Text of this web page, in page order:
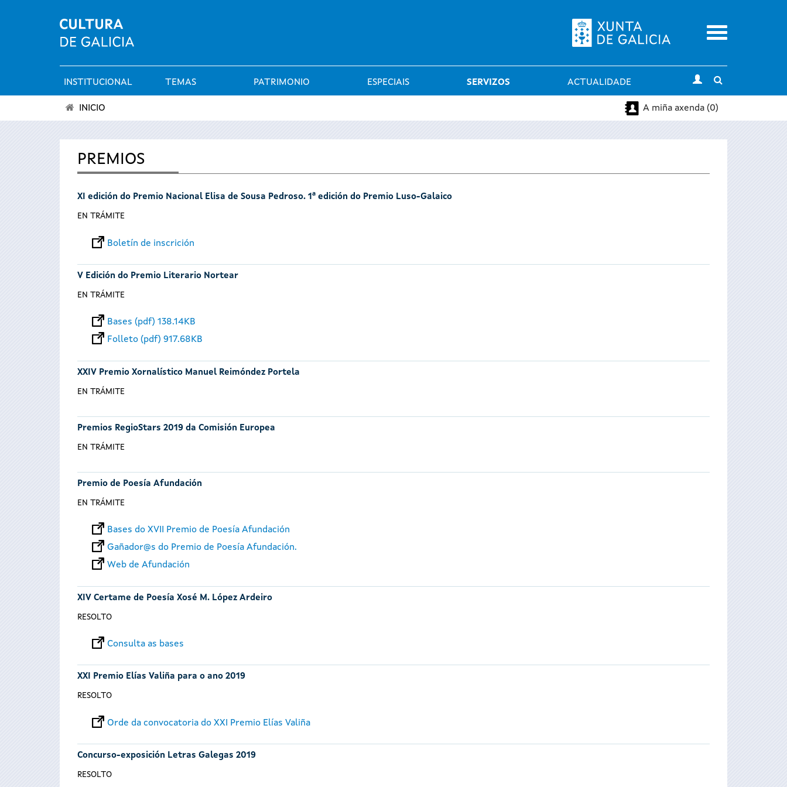
Menu
Menú
principal
INSTITUCIONAL TEMAS PATRIMONIO ESPECIAIS SERVIZOS ACTUALIDADE
search
está
INICIO A miña axenda (0)
PREMIOS
XI edición do Premio Nacional Elisa de Sousa Pedroso. 1ª edición do Premio Luso-Galaico
EN TRÁMITE
Boletín de inscrición
V Edición do Premio Literario Nortear
EN TRÁMITE
Bases (pdf) 138.14KB
Folleto (pdf) 917.68KB
XXIV Premio Xornalístico Manuel Reimóndez Portela
EN TRÁMITE
Premios RegioStars 2019 da Comisión Europea
EN TRÁMITE
Premio de Poesía Afundación
EN TRÁMITE
Bases do XVII Premio de Poesía Afundación
Gañador@s do Premio de Poesía Afundación.
Web de Afundación
XIV Certame de Poesía Xosé M. López Ardeiro
RESOLTO
Consulta as bases
XXI Premio Elías Valiña para o ano 2019
RESOLTO
Orde da convocatoria do XXI Premio Elías Valiña
Concurso-exposición Letras Galegas 2019
RESOLTO